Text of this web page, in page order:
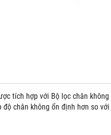
tích hợp với Bộ lọc chân
độ chân không ổn định hơn so